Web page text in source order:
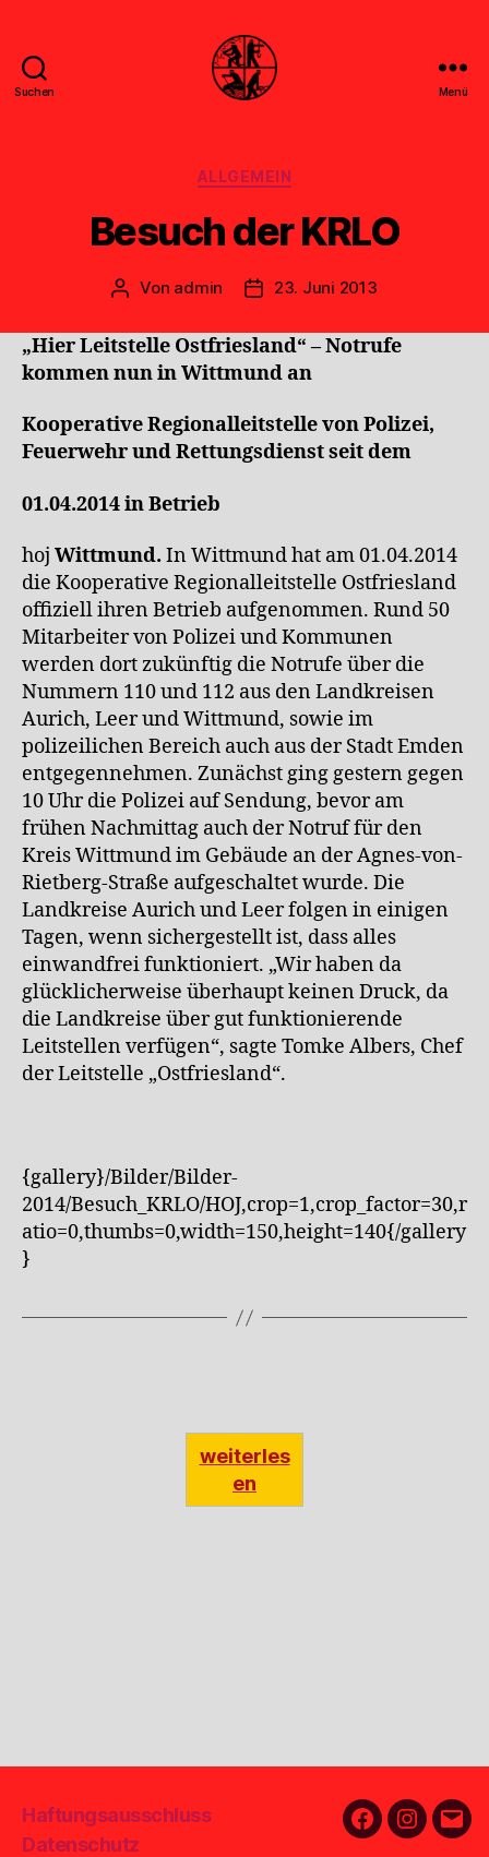
Suchen Menü
Kategorien
ALLGEMEIN
Besuch der KRLO
Beitragsautor
Von admin Veröffentlichungsdatum
23. Juni 2013
„Hier Leitstelle Ostfriesland“ – Notrufe
kommen nun in Wittmund an
Kooperative Regionalleitstelle von Polizei,
Feuerwehr und Rettungsdienst seit dem
01.04.2014 in Betrieb
hoj Wittmund. In Wittmund hat am 01.04.2014
die Kooperative Regionalleitstelle Ostfriesland
offiziell ihren Betrieb aufgenommen. Rund 50
Mitarbeiter von Polizei und Kommunen
werden dort zukünftig die Notrufe über die
Nummern 110 und 112 aus den Landkreisen
Aurich, Leer und Wittmund, sowie im
polizeilichen Bereich auch aus der Stadt Emden
entgegennehmen. Zunächst ging gestern gegen
10 Uhr die Polizei auf Sendung, bevor am
frühen Nachmittag auch der Notruf für den
Kreis Wittmund im Gebäude an der Agnes-von-
Rietberg-Straße aufgeschaltet wurde. Die
Landkreise Aurich und Leer folgen in einigen
Tagen, wenn sichergestellt ist, dass alles
einwandfrei funktioniert. „Wir haben da
glücklicherweise überhaupt keinen Druck, da
die Landkreise über gut funktionierende
Leitstellen verfügen“, sagte Tomke Albers, Chef
der Leitstelle „Ostfriesland“.
{gallery}/Bilder/Bilder-
2014/Besuch_KRLO/HOJ,crop=1,crop_factor=30,r
atio=0,thumbs=0,width=150,height=140{/gallery
}
weiterles
en
Haftungsausschluss
Datenschutz
FacebookE-